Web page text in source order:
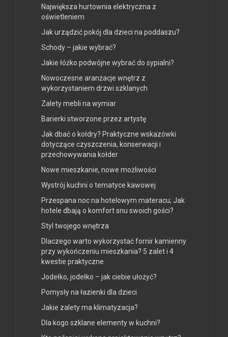
Największa hurtownia elektryczna z
oświetleniem
Jak urządzić pokój dla dzieci na poddaszu?
Schody – jakie wybrać?
Jakie łóżko podwójne wybrać do sypialni?
Nowoczesne aranżacje wnętrz z
wykorzystaniem drzwi szklanych
Zalety mebli na wymiar
Barierki stworzone przez artystę
Jak dbać o kołdry? Praktyczne wskazówki
dotyczące czyszczenia, konserwacji i
przechowywania kołder
Nowe mieszkanie, nowe możliwości
Wystrój kuchni o tematyce kawowej
Przespana noc na hotelowym materacu; Jak
hotele dbają o komfort snu swoich gości?
Styl twojego wnętrza
Dlaczego warto wykorzystać fornir kamienny
przy wykończeniu mieszkania? 5 zalet i 4
kwestie praktyczne
Jodełko, jodełko – jak ciebie ułożyć?
Pomysły na łazienki dla dzieci
Jakie zalety ma klimatyzacja?
Dla kogo szklane elementy w kuchni?